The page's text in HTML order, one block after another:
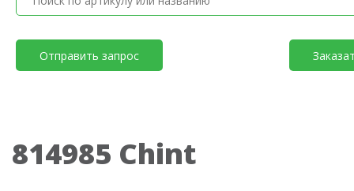
Отправить запрос
814985 Chint